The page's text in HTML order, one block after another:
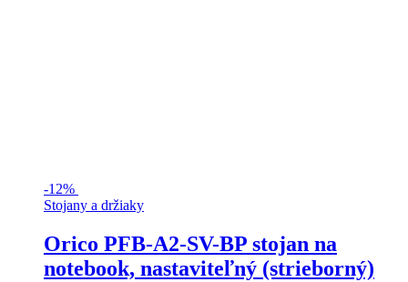
-12%
Stojany a držiaky
Orico PFB-A2-SV-BP stojan na
notebook, nastaviteľný (strieborný)